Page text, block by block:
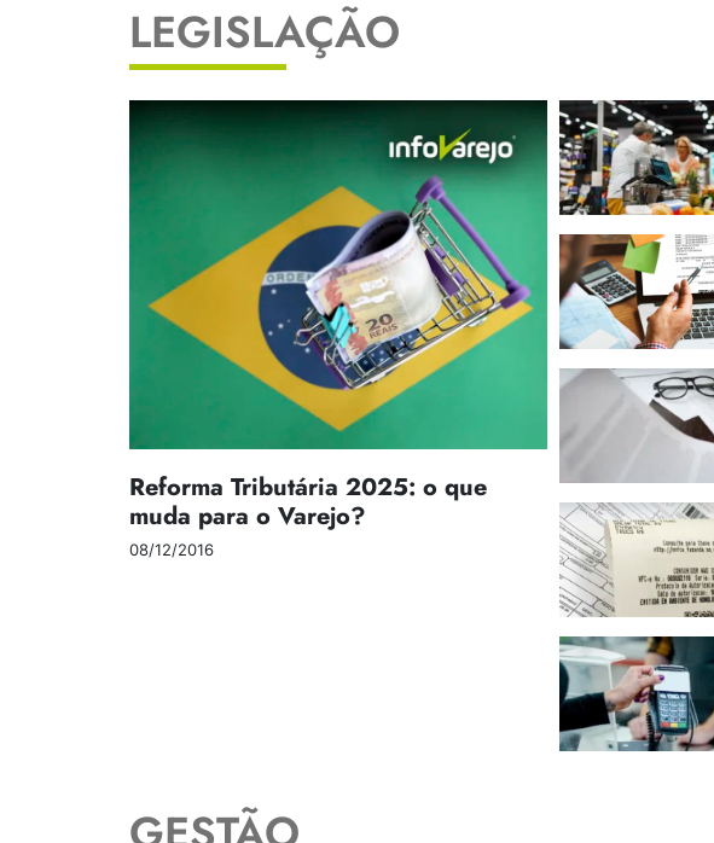
LEGISLAÇÃO
Reforma Tributária 2025: o que
muda para o Varejo?
08/12/2016